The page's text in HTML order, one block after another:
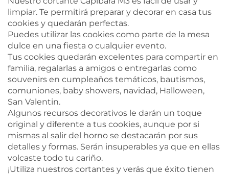
limpiar. Te permitirá preparar y decorar en casa tus
cookies y quedarán perfectas.
Puedes utilizar las cookies como parte de la mesa
dulce en una fiesta o cualquier evento.
Tus cookies quedarán excelentes para compartir en
familia, regalarlas a amigos o entregarlas como
souvenirs en cumpleaños temáticos, bautismos,
comuniones, baby showers, navidad, Halloween,
San Valentin.
Algunos recursos decorativos le darán un toque
original y diferente a tus cookies, aunque por si
mismas al salir del horno se destacarán por sus
detalles y formas. Serán insuperables ya que en ellas
volcaste todo tu cariño.
¡Utiliza nuestros cortantes y verás que éxito tienen